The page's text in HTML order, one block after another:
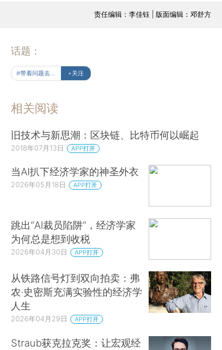
责任编辑：李佳钰 | 版面编辑：邓舒方
话题：
+关注
相关阅读
旧技术与新思潮：区块链、比特币何以崛起
2018年07月13日 APP打开
当AI扒下经济学家的神圣外衣
2026年05月18日 APP打开
跳出“AI裁员陷阱”，经济学家
为何总是想到收税
2026年04月30日 APP打开
从铁路信号灯到双向拍卖：弗
农·史密斯充满实验性的经济学
人生
2026年04月29日 APP打开
Straub获克拉克奖：让宏观经